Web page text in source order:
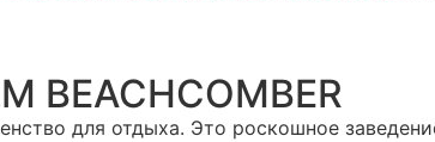
BEACHCOMBER
для отдыха. Это роскошное